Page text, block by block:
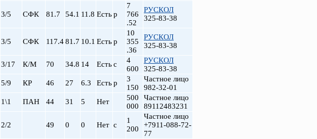
пр. Большевиков
пр. Просвещения
Пролетарская
Садовая
Спортивная
3/5 СФК 81.7 54.1 11.8 Естьр
7
766
.52
РУСКОЛ
325-83-38
3/5 СФК 117.481.7 10.1 Естьр
10
355
.36
РУСКОЛ
325-83-38
3/17 К/М 70 34.8 14 Естьс
4
600
РУСКОЛ
325-83-38
5/9 КР 46 27 6.3 Естьр
3
150
Частное лицо
982-32-01
1\1 ПАН 44 31 5 Нет
500
000
Частное лицо
89112483231
2/2 49 0 0 Нет с
1
200
Частное лицо
+7911-088-72-
77